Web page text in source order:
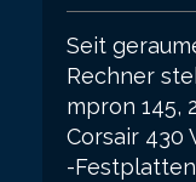
Seit
Rechner
mpron 145,
Corsair 430
-